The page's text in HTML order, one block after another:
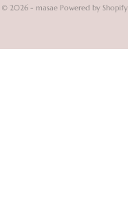
© 2026 - masae Powered by Shopify